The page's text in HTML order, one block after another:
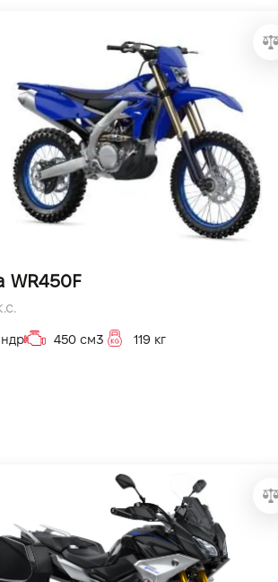
WR450F
450 см3 119 кг